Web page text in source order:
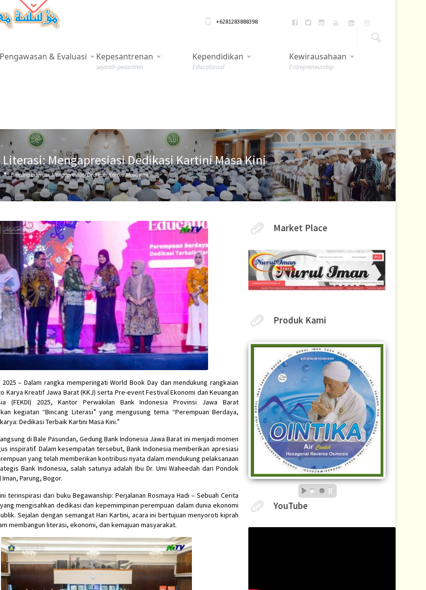
+6281283888398
Pengawasan & Evaluasi Kepesantrenan
sejarah-pesantren
Kependidikan
Educational
Kewirausahaan
Entrepreneurship
Mengapresiasi Dedikasi Kartini Masa Kini
· Bincang Literasi: Mengapresiasi Dedikasi Kartini Masa Kini
2025 – Dalam rangka memperingati World Book Day dan mendukung rangkaian
Karya Kreatif Jawa Barat (KKJ) serta Pre-event Festival Ekonomi dan Keuangan
(FEKDI) 2025, Kantor Perwakilan Bank Indonesia Provinsi Jawa Barat
kegiatan “Bincang Literasi” yang mengusung tema “Perempuan Berdaya,
Dedikasi Terbaik Kartini Masa Kini.”
di Bale Pasundan, Gedung Bank Indonesia Jawa Barat ini menjadi momen
inspiratif. Dalam kesempatan tersebut, Bank Indonesia memberikan apresiasi
yang telah memberikan kontribusi nyata dalam mendukung pelaksanaan
Bank Indonesia, salah satunya adalah Ibu Dr. Umi Waheedah dari Pondok
Parung, Bogor.
terinspirasi dari buku Begawanship: Perjalanan Rosmaya Hadi – Sebuah Cerita
mengisahkan dedikasi dan kepemimpinan perempuan dalam dunia ekonomi
Sejalan dengan semangat Hari Kartini, acara ini bertujuan menyoroti kiprah
membangun literasi, ekonomi, dan kemajuan masyarakat.
Market Place
Produk Kami
YouTube